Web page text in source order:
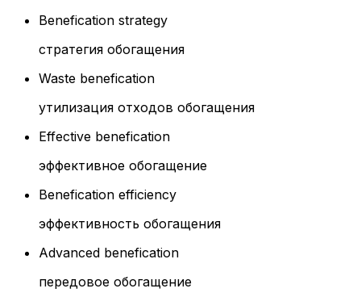
Benefication strategy
стратегия обогащения
Waste benefication
утилизация отходов обогащения
Effective benefication
эффективное обогащение
Benefication efficiency
эффективность обогащения
Advanced benefication
передовое обогащение